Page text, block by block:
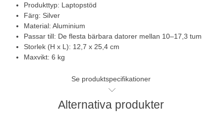
Produkttyp: Laptopstöd
Färg: Silver
Material: Aluminium
Passar till: De flesta bärbara datorer mellan 10–17,3 tum
Storlek (H x L): 12,7 x 25,4 cm
Maxvikt: 6 kg
Se produktspecifikationer
Alternativa produkter